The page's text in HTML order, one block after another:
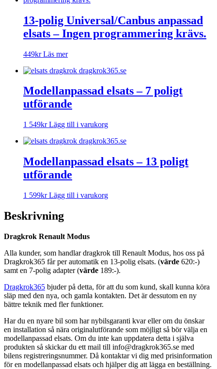
13-polig Universal/Canbus anpassad
elsats – Ingen programmering krävs.
449kr Läs mer
Modellanpassad elsats – 7 poligt
utförande
1 549kr Lägg till i varukorg
Modellanpassad elsats – 13 poligt
utförande
1 599kr Lägg till i varukorg
Beskrivning
Dragkrok Renault Modus
Alla kunder, som handlar dragkrok till Renault Modus, hos oss på
Dragkrok365 får per automatik en 13-polig elsats. (värde 620:-)
samt en 7-polig adapter (värde 189:-).
Dragkrok365 bjuder på detta, för att du som kund, skall kunna köra
släp med den nya, och gamla kontakten. Det är dessutom en ny
bättre teknik med fler funktioner.
Har du en nyare bil som har nybilsgaranti kvar eller om du önskar
en installation så nära originalutförande som möjligt så bör välja en
modellanpassad elsats. Om du inte kan uppdatera detta i själva
produkten så skickar du ett mail till info@dragkrok365.se med
bilens registreringsnummer. Då kontaktar vi dig med prisinformation
för en modellanpassad elsats och hjälper dig att lägga en beställning.